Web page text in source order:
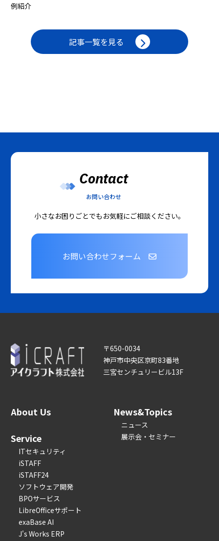
例紹介
記事一覧を見る
Contact
お問い合わせ
小さなお困りごとでもお気軽にご相談ください。
お問い合わせフォーム
〒650-0034
神戸市中央区京町83番地
三宮センチュリービル13F
About Us
Service
ITセキュリティ
iSTAFF
iSTAFF24
ソフトウェア開発
BPOサービス
LibreOfficeサポート
exaBase AI
J's Works ERP
News&Topics
ニュース
展示会・セミナー